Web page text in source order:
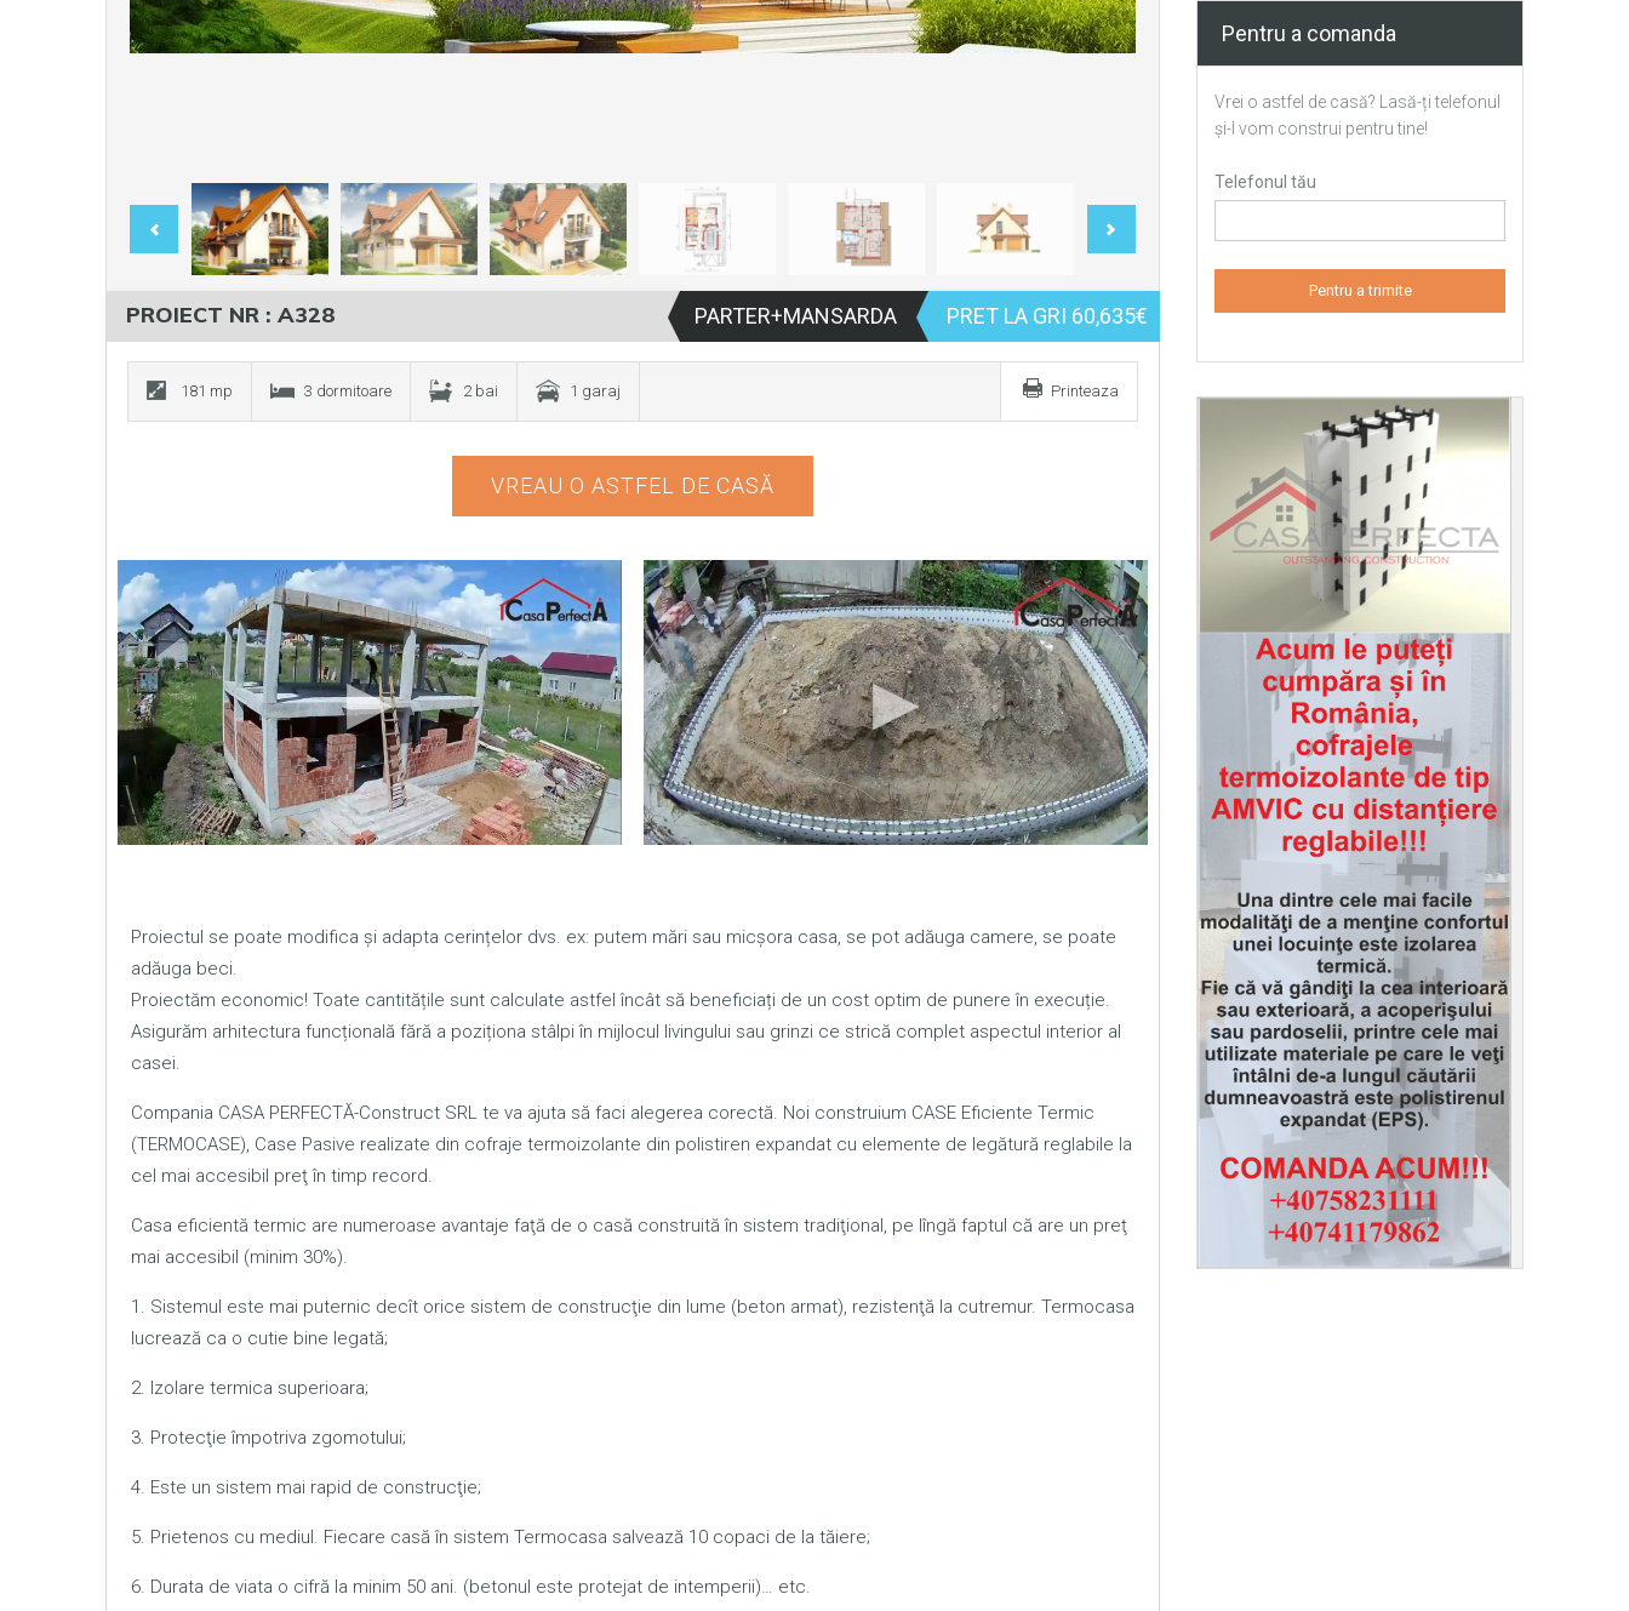
PROIECT NR : A328 PARTER+MANSARDA PRET LA GRI 60,635€
181 mp 3 dormitoare 2 bai 1 garaj Printeaza
VREAU O ASTFEL DE CASĂ
Proiectul se poate modifica și adapta cerințelor dvs. ex: putem mări sau micșora casa, se pot adăuga camere, se poate
adăuga beci.
Proiectăm economic! Toate cantitățile sunt calculate astfel încât să beneficiați de un cost optim de punere în execuție.
Asigurăm arhitectura funcțională fără a poziționa stâlpi în mijlocul livingului sau grinzi ce strică complet aspectul interior al
casei.
Compania CASA PERFECTĂ-Construct SRL te va ajuta să faci alegerea corectă. Noi construium CASE Eficiente Termic
(TERMOCASE), Case Pasive realizate din cofraje termoizolante din polistiren expandat cu elemente de legătură reglabile la
cel mai accesibil preţ în timp record.
Casa eficientă termic are numeroase avantaje faţă de o casă construită în sistem tradiţional, pe lîngă faptul că are un preţ
mai accesibil (minim 30%).
1. Sistemul este mai puternic decît orice sistem de construcţie din lume (beton armat), rezistenţă la cutremur. Termocasa
lucrează ca o cutie bine legată;
2. Izolare termica superioara;
3. Protecţie împotriva zgomotului;
4. Este un sistem mai rapid de construcţie;
5. Prietenos cu mediul. Fiecare casă în sistem Termocasa salvează 10 copaci de la tăiere;
6. Durata de viata o cifră la minim 50 ani. (betonul este protejat de intemperii)… etc.
Pentru a comanda
Vrei o astfel de casă? Lasă-ți telefonul
și-l vom construi pentru tine!
Telefonul tău